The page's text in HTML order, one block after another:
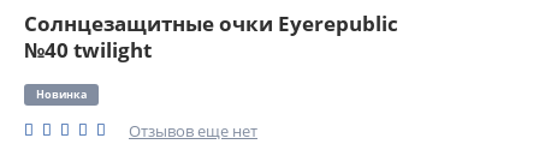
Солнцезащитные очки Eyerepublic
№40 twilight
Новинка
Отзывов еще нет